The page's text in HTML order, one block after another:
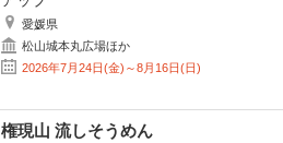
愛媛県
松山城本丸広場ほか
2026年7月24日(金)～8月16日(日)
権現山 流しそうめん